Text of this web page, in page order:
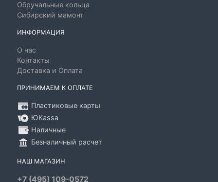
Обручальные кольца
Сибирский мамонт
ИНФОРМАЦИЯ
О нас
Контакты
Доставка и Оплата
ПРИНИМАЕМ К ОПЛАТЕ
Пластиковые карты
ЮKassa
Наличные
Безналичный расчет
НАШ МАГАЗИН
+7 (495) 109-0572